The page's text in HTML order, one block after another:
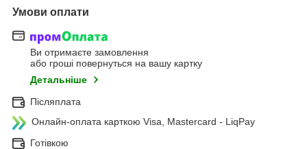
Умови оплати
Ви отримаєте замовлення
або гроші повернуться на вашу картку
Детальніше
Післяплата
Онлайн-оплата карткою Visa, Mastercard - LiqPay
Готівкою